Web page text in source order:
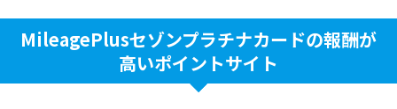
MileagePlusセゾンプラチナカードの報酬が
高いポイントサイト